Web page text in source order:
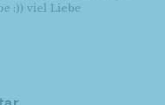
:)) viel Liebe